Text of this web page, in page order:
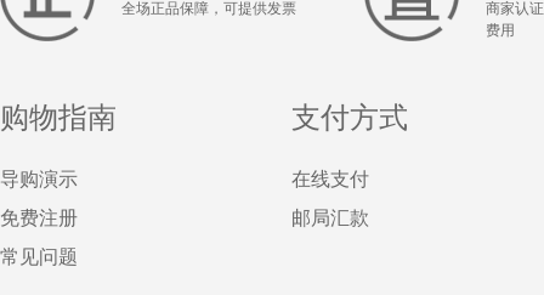
全场正品保障，可提供发票
商家认
费用
购物指南
导购演示
免费注册
常见问题
支付方式
在线支付
邮局汇款